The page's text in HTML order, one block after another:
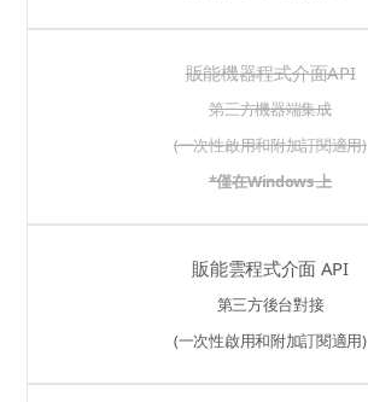
販能機器程式介面API
第三方機器端集成
(一次性啟用和附加訂閱適用)
*僅在Windows 上
販能雲程式介面 API
第三方後台對接
(一次性啟用和附加訂閱適用)